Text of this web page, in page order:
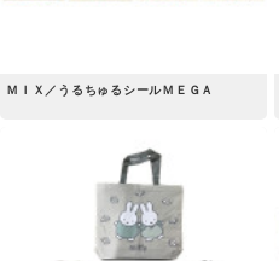
ＭＩＸ／うるちゅるシールＭＥＧＡ